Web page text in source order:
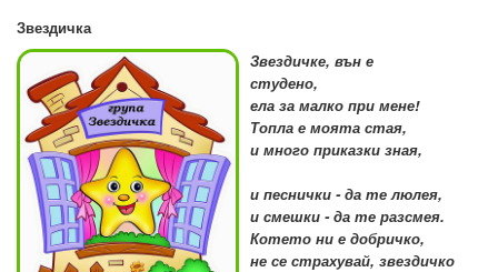
Звездичка
Звездичке, вън е
студено,
ела за малко при мене!
Топла е моята стая,
и много приказки зная,
и песнички - да те люлея,
и смешки - да те разсмея.
Котето ни е добричко,
не се страхувай, звездичко